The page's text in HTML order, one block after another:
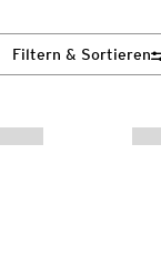
Filtern & Sortieren